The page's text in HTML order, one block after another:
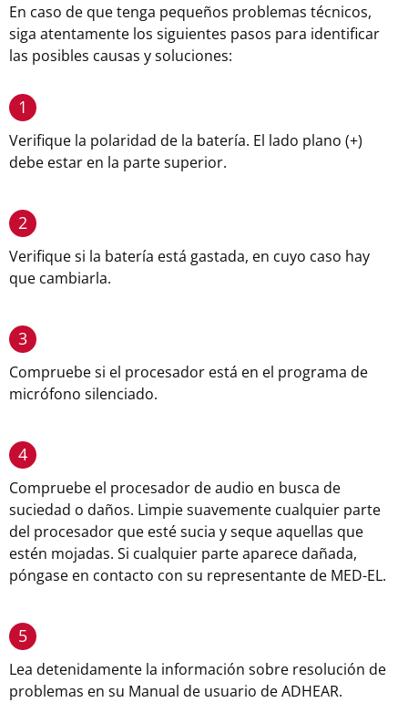
En caso de que tenga pequeños problemas técnicos,
siga atentamente los siguientes pasos para identificar
las posibles causas y soluciones:
1
Verifique la polaridad de la batería. El lado plano (+)
debe estar en la parte superior.
2
Verifique si la batería está gastada, en cuyo caso hay
que cambiarla.
3
Compruebe si el procesador está en el programa de
micrófono silenciado.
4
Compruebe el procesador de audio en busca de
suciedad o daños. Limpie suavemente cualquier parte
del procesador que esté sucia y seque aquellas que
estén mojadas. Si cualquier parte aparece dañada,
póngase en contacto con su representante de MED-EL.
5
Lea detenidamente la información sobre resolución de
problemas en su Manual de usuario de ADHEAR.